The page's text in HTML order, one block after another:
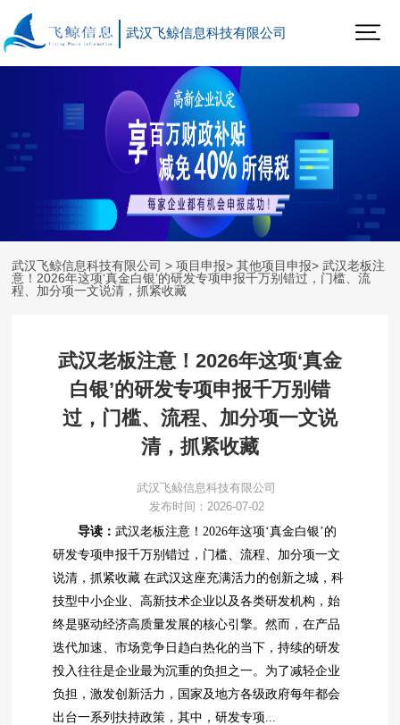
武汉飞鲸信息科技有限公司
武汉飞鲸信息科技有限公司 >项目申报>其他项目申报> 武汉老板注
意！2026年这项‘真金白银’的研发专项申报千万别错过，门槛、流
程、加分项一文说清，抓紧收藏
武汉老板注意！2026年这项‘真金
白银’的研发专项申报千万别错
过，门槛、流程、加分项一文说
清，抓紧收藏
武汉飞鲸信息科技有限公司
发布时间：2026-07-02
导读：武汉老板注意！2026年这项‘真金白银’的
研发专项申报千万别错过，门槛、流程、加分项一文
说清，抓紧收藏 在武汉这座充满活力的创新之城，科
技型中小企业、高新技术企业以及各类研发机构，始
终是驱动经济高质量发展的核心引擎。然而，在产品
迭代加速、市场竞争日趋白热化的当下，持续的研发
投入往往是企业最为沉重的负担之一。为了减轻企业
负担，激发创新活力，国家及地方各级政府每年都会
出台一系列扶持政策，其中，研发专项...